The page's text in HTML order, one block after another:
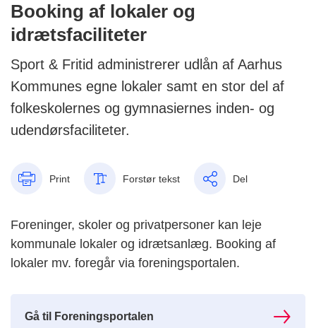
Booking af lokaler og
idrætsfaciliteter
Sport & Fritid administrerer udlån af Aarhus
Kommunes egne lokaler samt en stor del af
folkeskolernes og gymnasiernes inden- og
udendørsfaciliteter.
Print Forstør tekst Del
Foreninger, skoler og privatpersoner kan leje
kommunale lokaler og idrætsanlæg. Booking af
lokaler mv. foregår via foreningsportalen.
Gå til Foreningsportalen